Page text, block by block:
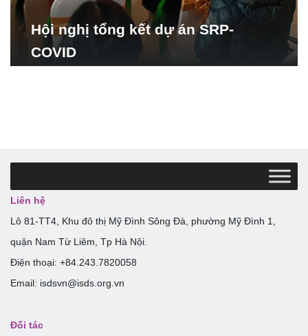
Hội nghị tổng kết dự án SRP-
COVID
Liên hệ
Lô 81-TT4, Khu đô thị Mỹ Đình Sông Đà, phường Mỹ Đình 1,
quận Nam Từ Liêm, Tp Hà Nội.
Điện thoại: +84.243.7820058
Email: isdsvn@isds.org.vn
Đối tác